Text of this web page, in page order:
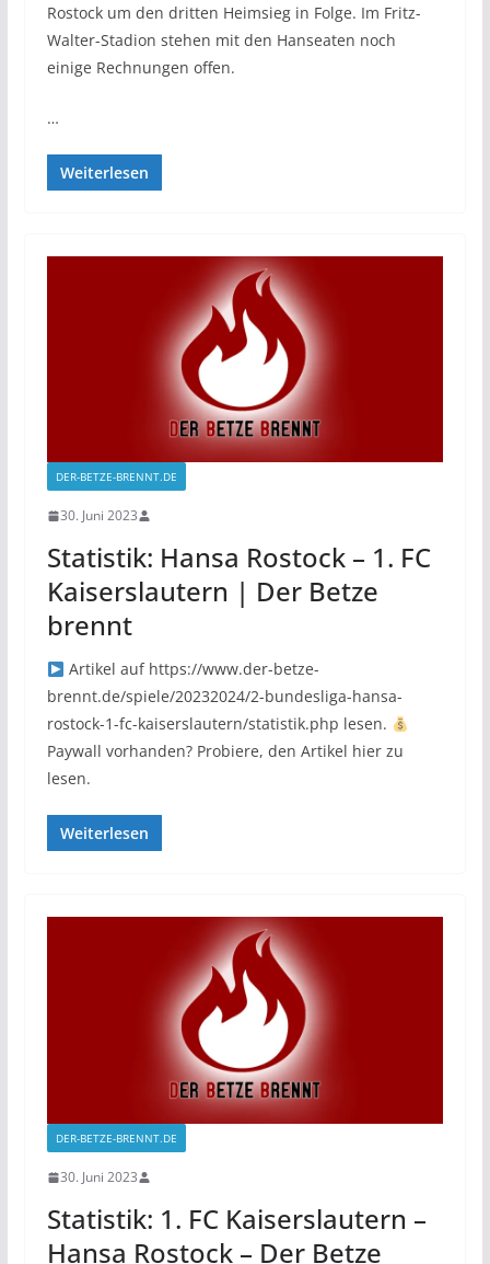
Rostock um den dritten Heimsieg in Folge. Im Fritz-
Walter-Stadion stehen mit den Hanseaten noch
einige Rechnungen offen.
…
Weiterlesen
DER-BETZE-BRENNT.DE
30. Juni 2023
Statistik: Hansa Rostock – 1. FC
Kaiserslautern | Der Betze
brennt
Artikel auf https://www.der-betze-
brennt.de/spiele/20232024/2-bundesliga-hansa-
rostock-1-fc-kaiserslautern/statistik.php lesen.
Paywall vorhanden? Probiere, den Artikel hier zu
lesen.
Weiterlesen
DER-BETZE-BRENNT.DE
30. Juni 2023
Statistik: 1. FC Kaiserslautern –
Hansa Rostock – Der Betze